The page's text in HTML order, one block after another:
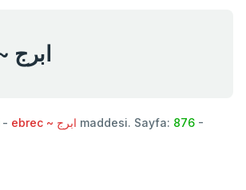
ebrec ~ ابرج
- ebrec ~ ابرج maddesi. Sayfa: 876 -